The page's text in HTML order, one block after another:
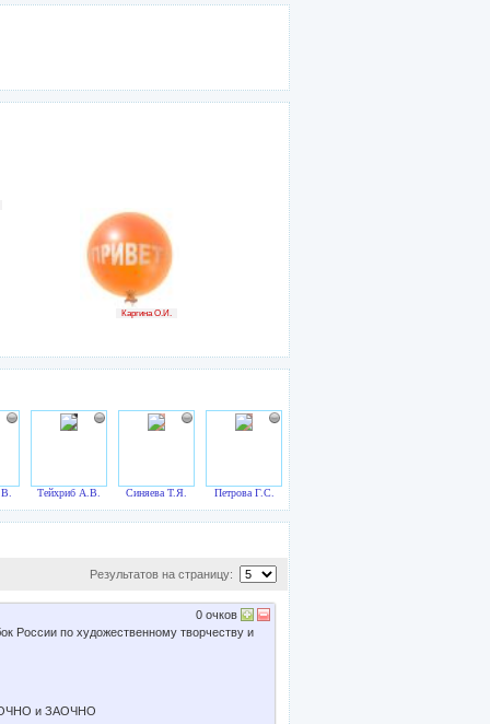
Каргина О.И.
Тейхриб А.В. Синяева Т.Я. Петрова Г.С.
Результатов на страницу:
России по художественному творчеству и
ОЧНО и ЗАОЧНО
0 очков